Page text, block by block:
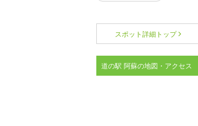
スポット詳細 トップ
道の駅 阿蘇の地図・アクセス